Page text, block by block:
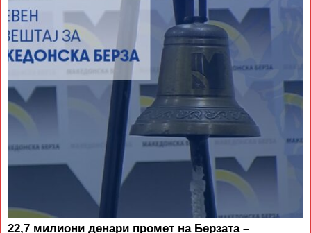
22,7 милиони денари промет на Берзата –